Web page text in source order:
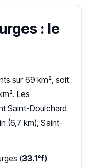
: le
sur 69 km², soit
Les
Saint-Doulchard
(6,7 km), Saint-
(33.1°f)